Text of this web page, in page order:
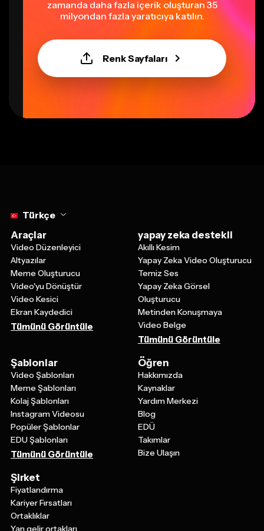
zamanda daha fazla içerik oluşturan 35
milyondan fazla yaratıcıya katılın.
Renk Sayfaları
Türkçe
Araçlar
Video Düzenleyici
Altyazılar
Meme Oluşturucu
Video'yu Dönüştür
Video Kesici
Ekran Kaydedici
Tümünü Görüntüle
yapay zeka destekli
Akıllı Kesim
Yapay Zeka Video Oluşturucu
Temiz Ses
Yapay Zeka Görsel
Oluşturucu
Metinden Konuşmaya
Video Belge
Tümünü Görüntüle
Şablonlar
Video Şablonları
Meme Şablonları
Kolaj Şablonları
Instagram Videosu
Popüler Şablonlar
EDU Şablonları
Tümünü Görüntüle
Öğren
Hakkımızda
Kaynaklar
Yardım Merkezi
Blog
EDÜ
Takımlar
Bize Ulaşın
Şirket
Fiyatlandırma
Kariyer Fırsatları
Ortaklıklar